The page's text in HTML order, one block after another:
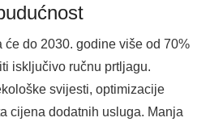
će do 2030. godine više od 70%
isključivo ručnu prtljagu.
svijesti, optimizacije
cijena dodatnih usluga. Manja